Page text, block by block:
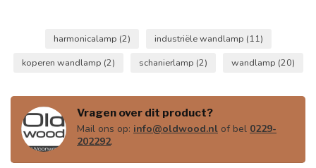
harmonicalamp (2) industriële wandlamp (11)
koperen wandlamp (2) schanierlamp (2) wandlamp (20)
Vragen over dit product?
Mail ons op: info@oldwood.nl of bel 0229-
202292.